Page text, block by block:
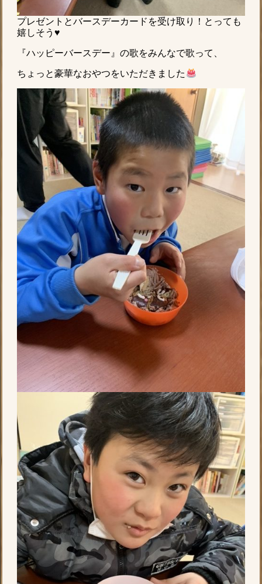
プレゼントとバースデーカードを受け取り！とっても
嬉しそう♥️
『ハッピーバースデー』の歌をみんなで歌って、
ちょっと豪華なおやつをいただきました